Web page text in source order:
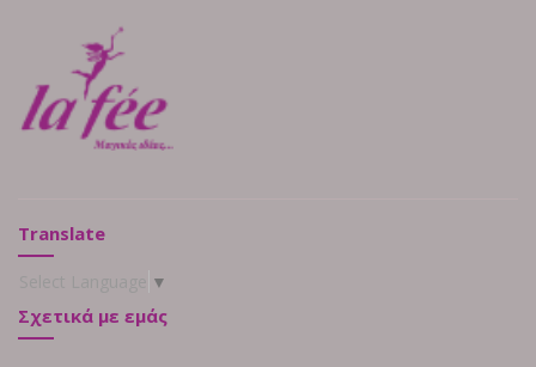
Translate
▼
Σχετικά με εμάς